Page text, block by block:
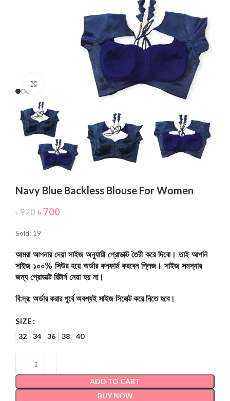
Navy Blue Backless Blouse For Women
৳920 ৳ 700
Sold: 19
আমরা আপনার দেয়া সাইজ অনুযায়ী প্রোডাক্ট তৈরী করে দিবো। তাই আপনি
সাইজ ১০০% সিউর হয়ে অর্ডার কনফার্ম করবেন প্লিজ। সাইজ সমস্যার
জন্য প্রোডাক্ট রিটার্ন নেয়া হয় না।
বি:দ্র: অর্ডার করার পূর্বে অবশ্যই সাইজ সিলেক্ট করে নিতে হবে।
SIZE
32 34 36 38 40
ADD TO CART
BUY NOW